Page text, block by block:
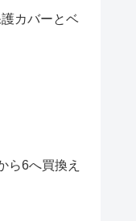
カバーとベ
ら6へ買換え